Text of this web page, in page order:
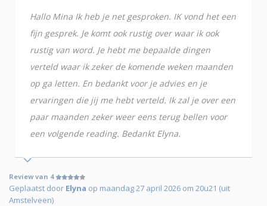
Hallo Mina Ik heb je net gesproken. IK vond het een
fijn gesprek. Je komt ook rustig over waar ik ook
rustig van word. Je hebt me bepaalde dingen
verteld waar ik zeker de komende weken maanden
op ga letten. En bedankt voor je advies en je
ervaringen die jij me hebt verteld. Ik zal je over een
paar maanden zeker weer eens terug bellen voor
een volgende reading. Bedankt Elyna.
Review van 4
Geplaatst door Elyna op maandag 27 april 2026 om 20u21 (uit
Amstelveen)